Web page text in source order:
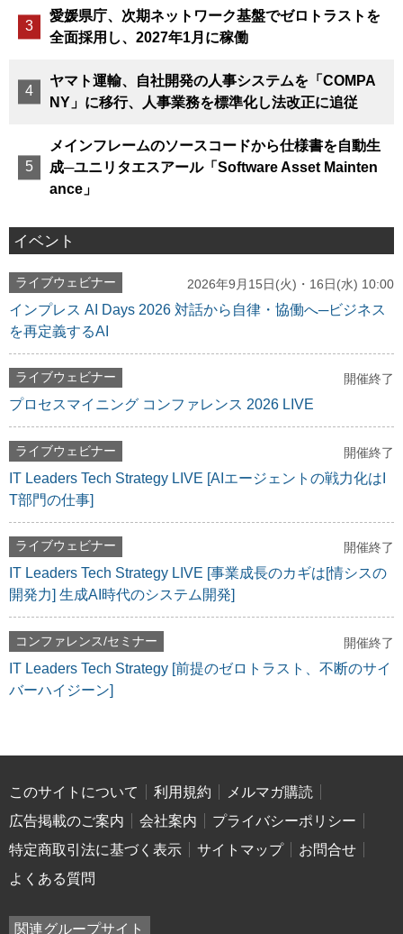
愛媛県庁、次期ネットワーク基盤でゼロトラストを
全面採用し、2027年1月に稼働
ヤマト運輸、自社開発の人事システムを「COMPA
NY」に移行、人事業務を標準化し法改正に追従
メインフレームのソースコードから仕様書を自動生
成─ユニリタエスアール「Software Asset Mainten
ance」
イベント
ライブウェビナー 2026年9月15日(火)・16日(水) 10:00
インプレス AI Days 2026 対話から自律・協働へ─ビジネス
を再定義するAI
ライブウェビナー 開催終了
プロセスマイニング コンファレンス 2026 LIVE
ライブウェビナー 開催終了
IT Leaders Tech Strategy LIVE [AIエージェントの戦力化はI
T部門の仕事]
ライブウェビナー 開催終了
IT Leaders Tech Strategy LIVE [事業成長のカギは[情シスの
開発力] 生成AI時代のシステム開発]
コンファレンス/セミナー 開催終了
IT Leaders Tech Strategy [前提のゼロトラスト、不断のサイ
バーハイジーン]
このサイトについて 利用規約
メルマガ購読
広告掲載のご案内
会社案内
プライバシーポリシー
特定商取引法に基づく表示
サイトマップ
お問合せ
よくある質問
関連グループサイト